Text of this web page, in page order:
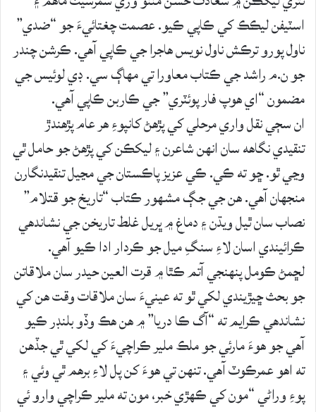
اسٽيفن ليڪڪ کي ڪاپي ڪيو. عصمت چغتائيءَ جو “ضدي”
ناول پورو ترڪش ناول نويس هاجرا جي ڪاپي آهي. ڪرشن چندر
جو ن.م راشد جي ڪتاب معاورا تي مهاڳ سي. ڊي لوئيس جي
مضمون “اي هوپ فار پوئٽري” جي ڪاربن ڪاپي آهي.
ان سڄي نقل واري مرحلي کي پڙهڻ کانپوءِ هر عام پڙهندڙ
تنقيدي نگاهه سان انهن شاعرن ۽ ليکڪن کي پڙهڻ جو حامل ٿي
وڃي ٿو. ڇو ته ڪي. ڪي عزيز پاڪستان جي مڃيل تنقيدنگارن
منجهان آهي. هن جي جڳ مشهور ڪتاب “تاريخ جو قتلام”
نصاب سان ٿيل ويڌن ۽ دماغ ۾ ڀريل غلط تاريخن جي نشاندهي
ڪرائيندي اسان لاءِ سنگِ ميل جو ڪردار ادا ڪيو آهي.
لڇمڻ ڪومل پنهنجي آتم ڪٿا ۾ قرت العين حيدر سان ملاقاتن
جو بحث ڇيڙيندي لکي ٿو ته عينيءَ سان ملاقات وقت هن کي
نشاندهي ڪرايم ته “آگ ڪا دريا” ۾ هن هڪ وڏو بلنڊر ڪيو
آهي جو هوءَ مارئي جو ملڪ ملير ڪراچيءَ کي لکي ٿي جڏهن
ته اهو عمرڪوٽ آهي. تنهن تي هوءَ کن پل لاءِ برهم ٿي وئي ۽
پوءِ وراڻي “مون کي ڪهڙي خبر، مون ته ملير ڪراچي وارو ئي